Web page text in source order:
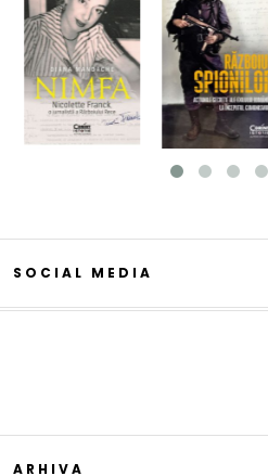
SOCIAL MEDIA
ARHIVA